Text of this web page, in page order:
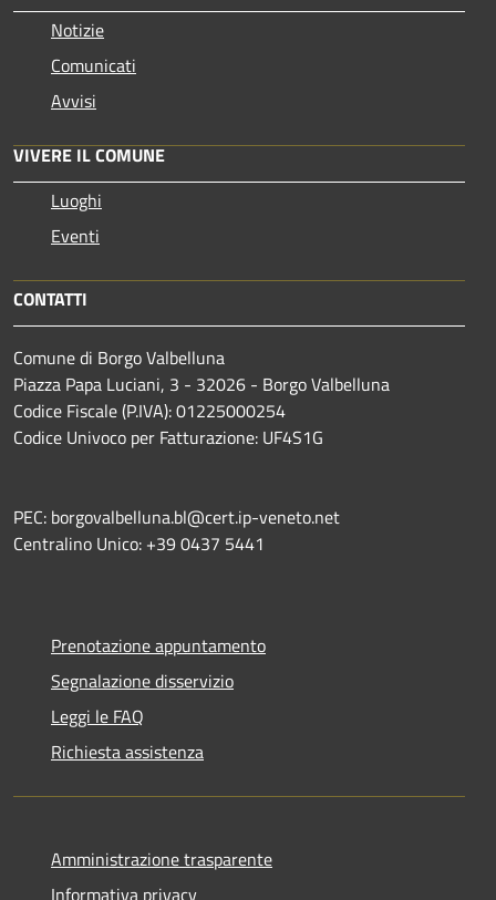
Notizie
Comunicati
Avvisi
VIVERE IL COMUNE
Luoghi
Eventi
CONTATTI
Comune di Borgo Valbelluna
Piazza Papa Luciani, 3 - 32026 - Borgo Valbelluna
Codice Fiscale (P.IVA): 01225000254
Codice Univoco per Fatturazione: UF4S1G
PEC: borgovalbelluna.bl@cert.ip-veneto.net
Centralino Unico: +39 0437 5441
Prenotazione appuntamento
Segnalazione disservizio
Leggi le FAQ
Richiesta assistenza
Amministrazione trasparente
Informativa privacy